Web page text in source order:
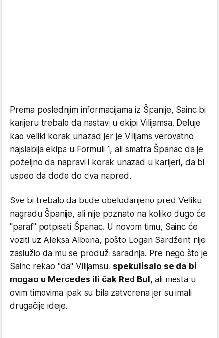
Prema poslednjim informacijama iz Španije, Sainc bi
karijeru trebalo da nastavi u ekipi Vilijamsa. Deluje
kao veliki korak unazad jer je Vilijams verovatno
najslabija ekipa u Formuli 1, ali smatra Španac da je
poželjno da napravi i korak unazad u karijeri, da bi
uspeo da dođe do dva napred.
Sve bi trebalo da bude obelodanjeno pred Veliku
nagradu Španije, ali nije poznato na koliko dugo će
"paraf" potpisati Španac. U novom timu, Sainc će
voziti uz Aleksa Albona, pošto Logan Sardžent nije
zaslužio da mu se produži saradnja. Pre nego što je
Sainc rekao "da" Vilijamsu, spekulisalo se da bi
mogao u Mercedes ili čak Red Bul , ali mesta u
ovim timovima ipak su bila zatvorena jer su imali
drugačije ideje.